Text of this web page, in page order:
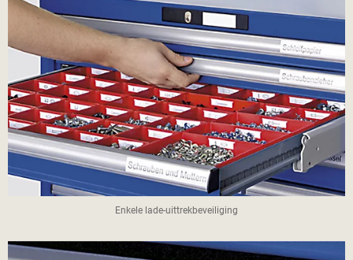
Enkele lade-uittrekbeveiliging